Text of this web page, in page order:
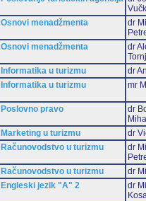
Osnovi menadžmenta
dr
Osnovi menadžmenta
dr
Informatika u turizmu
dr
Informatika u turizmu mr
Poslovno pravo
dr
Marketing u turizmu
dr
Računovodstvo u turizmu
dr
Računovodstvo u turizmu
dr
Engleski jezik "A" 2
dr